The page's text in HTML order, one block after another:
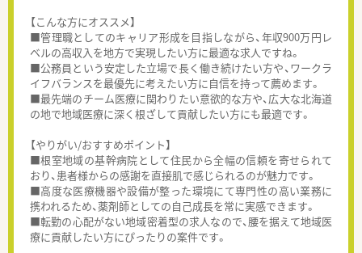
【こんな方にオススメ】
■管理職としてのキャリア形成を目指しながら、年収900万円レ
ベルの高収入を地方で実現したい方に最適な求人ですね。
■公務員という安定した立場で長く働き続けたい方や、ワークラ
イフバランスを最優先に考えたい方に自信を持って薦めます。
■最先端のチーム医療に関わりたい意欲的な方や、広大な北海道
の地で地域医療に深く根ざして貢献したい方にも最適です。
【やりがい/おすすめポイント】
■根室地域の基幹病院として住民から全幅の信頼を寄せられて
おり、患者様からの感謝を直接肌で感じられるのが魅力です。
■高度な医療機器や設備が整った環境にて専門性の高い業務に
携われるため、薬剤師としての自己成長を常に実感できます。
■転勤の心配がない地域密着型の求人なので、腰を据えて地域医
療に貢献したい方にぴったりの案件です。